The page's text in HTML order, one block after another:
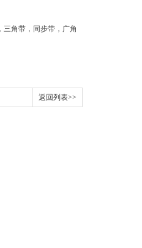
三角带，同步带，广角
返回列表>>